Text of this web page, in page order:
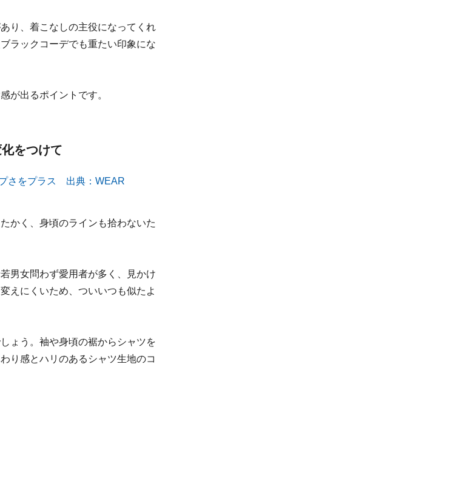
り、着こなしの主役になってくれ
ラックコーデでも重たい印象にな
が出るポイントです。
をつけて
かく、身頃のラインも拾わないた
男女問わず愛用者が多く、見かけ
えにくいため、ついいつも似たよ
ょう。袖や身頃の裾からシャツを
り感とハリのあるシャツ生地のコ